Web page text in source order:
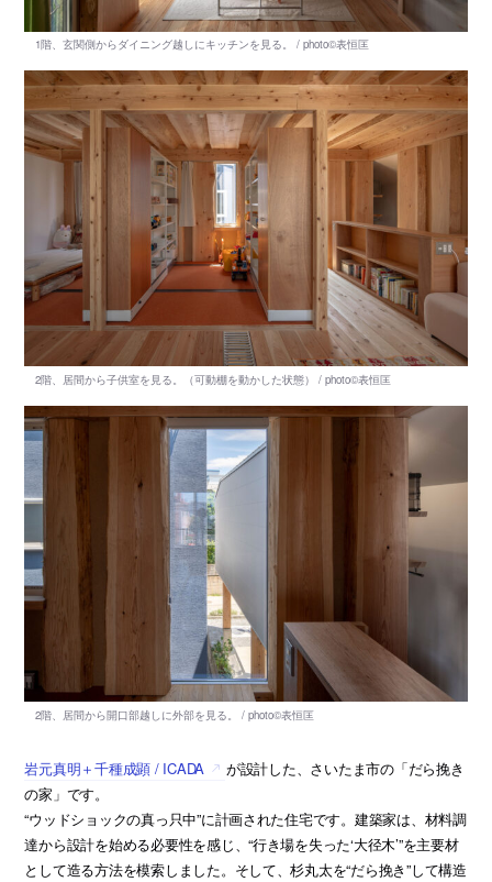
岩元真明＋千種成顕 / ICADA
が設計した、さいたま市の「だら挽き
の家」です。
“ウッドショックの真っ只中”に計画された住宅です。建築家は、材料調
達から設計を始める必要性を感じ、“行き場を失った‘大径木’”を主要材
として造る方法を模索しました。そして、杉丸太を“だら挽き”して構造